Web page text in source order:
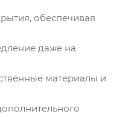
обеспечивая
даже на
материалы и